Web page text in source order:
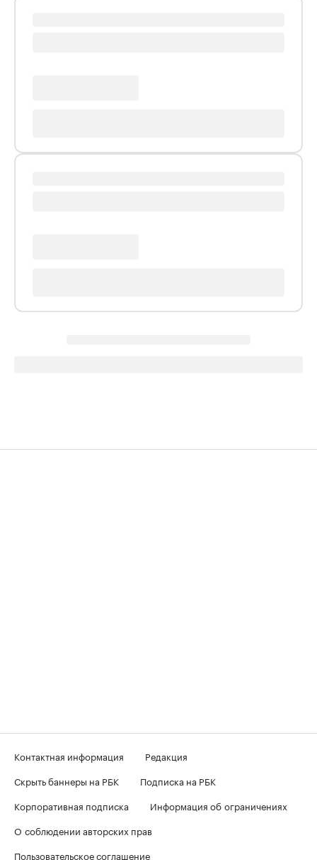
Контактная информация
Редакция
Скрыть баннеры на РБК
Подписка на РБК
Корпоративная подписка
Информация об ограничениях
О соблюдении авторских прав
Пользовательское соглашение